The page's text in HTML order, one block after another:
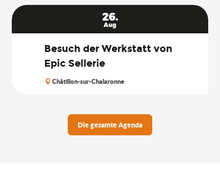
26.
Aug
Besuch der Werkstatt von
Epic Sellerie
Châtillon-sur-Chalaronne
Die gesamte Agenda